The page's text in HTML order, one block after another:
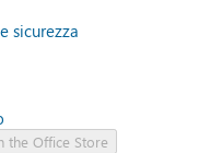
sicurezza
the Office Store